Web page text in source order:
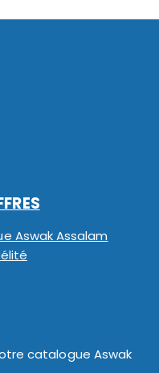
Aswak Assalam
catalogue Aswak